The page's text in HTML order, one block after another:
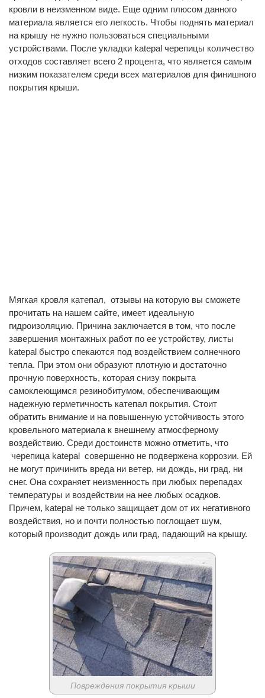
кровли в неизменном виде. Еще одним плюсом данного
материала является его легкость. Чтобы поднять материал
на крышу не нужно пользоваться специальными
устройствами. После укладки katepal черепицы количество
отходов составляет всего 2 процента, что является самым
низким показателем среди всех материалов для финишного
покрытия крыши.
Мягкая кровля катепал, отзывы на которую вы сможете
прочитать на нашем сайте, имеет идеальную
гидроизоляцию. Причина заключается в том, что после
завершения монтажных работ по ее устройству, листы
katepal быстро спекаются под воздействием солнечного
тепла. При этом они образуют плотную и достаточно
прочную поверхность, которая снизу покрыта
самоклеющимся резинобитумом, обеспечивающим
надежную герметичность катепал покрытия. Стоит
обратить внимание и на повышенную устойчивость этого
кровельного материала к внешнему атмосферному
воздействию. Среди достоинств можно отметить, что
черепица katepal совершенно не подвержена коррозии. Ей
не могут причинить вреда ни ветер, ни дождь, ни град, ни
снег. Она сохраняет неизменность при любых перепадах
температуры и воздействии на нее любых осадков.
Причем, katepal не только защищает дом от их негативного
воздействия, но и почти полностью поглощает шум,
который производит дождь или град, падающий на крышу.
Повреждения покрытия крыши